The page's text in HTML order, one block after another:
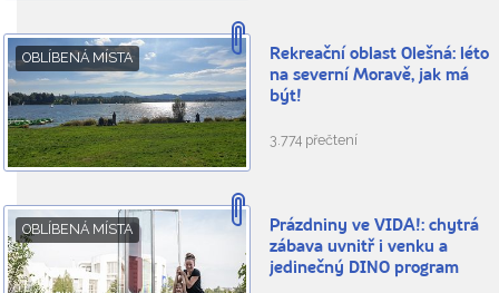
OBLÍBENÁ MÍSTA
Rekreační oblast Olešná: léto
na severní Moravě, jak má
být!
3.774 přečtení
OBLÍBENÁ MÍSTA
Prázdniny ve VIDA!: chytrá
zábava uvnitř i venku a
jedinečný DINO program